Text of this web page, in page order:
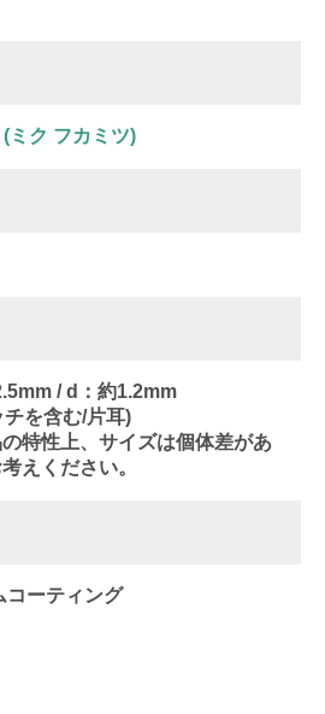
ミク フカミツ)
/ d：約1.2mm
を含む/片耳)
特性上、サイズは個体差があ
えください。
ーティング